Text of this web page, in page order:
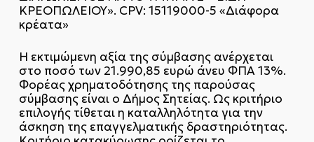
ΚΡΕΟΠΩΛΕΙΟΥ». CPV: 15119000-5 «Διάφορα
κρέατα»
Η εκτιμώμενη αξία της σύμβασης ανέρχεται
στο ποσό των 21.990,85 ευρώ άνευ ΦΠΑ 13%.
Φορέαςχρηματοδότησης της παρούσας
σύμβασης είναι ο Δήμος Σητείας. Ως κριτήριο
επιλογής τίθεται η καταλληλότητα για την
άσκηση της επαγγελματικής δραστηριότητας.